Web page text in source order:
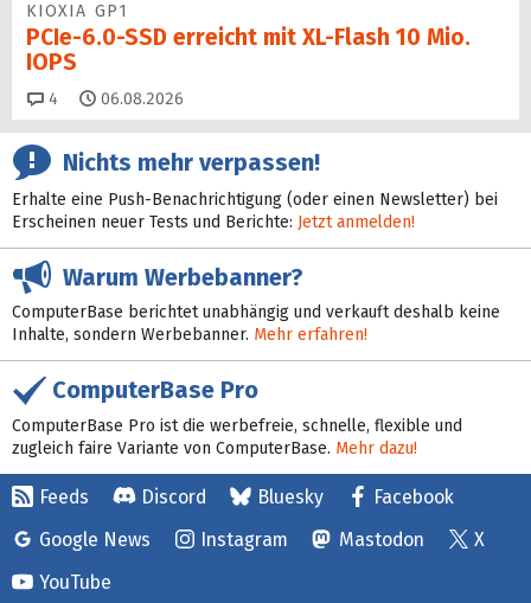
KIOXIA GP1
PCIe-6.0-SSD erreicht mit XL-Flash 10 Mio.
IOPS
4 Kommentare
06.08.2026
Nichts mehr verpassen!
Erhalte eine Push-Benachrichtigung (oder einen Newsletter) bei
Erscheinen neuer Tests und Berichte: Jetzt anmelden!
Warum Werbebanner?
ComputerBase berichtet unabhängig und verkauft deshalb keine
Inhalte, sondern Werbebanner. Mehr erfahren!
ComputerBase Pro
ComputerBase Pro ist die werbefreie, schnelle, flexible und
zugleich faire Variante von ComputerBase. Mehr dazu!
Feeds Discord Bluesky
Facebook
Google News
Instagram Mastodon
X
YouTube